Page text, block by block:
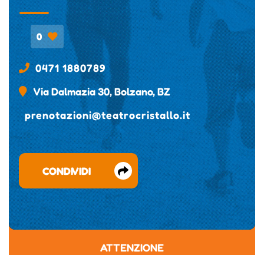
0
0471 1880789
Via Dalmazia 30, Bolzano, BZ
prenotazioni@teatrocristallo.it
CONDIVIDI
ATTENZIONE